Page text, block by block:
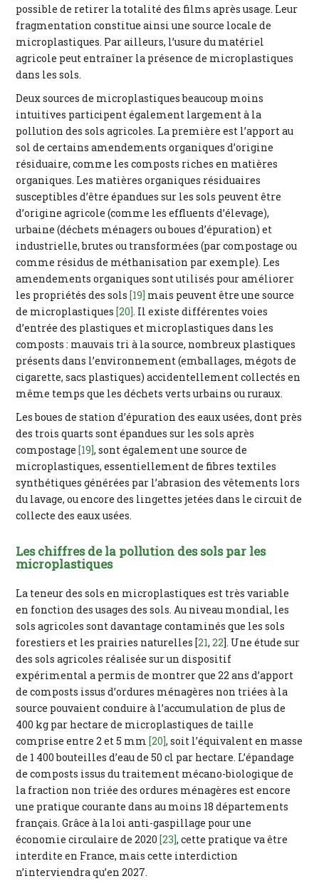
possible de retirer la totalité des films après usage. Leur
fragmentation constitue ainsi une source locale de
microplastiques. Par ailleurs, l’usure du matériel
agricole peut entraîner la présence de microplastiques
dans les sols.
Deux sources de microplastiques beaucoup moins
intuitives participent également largement à la
pollution des sols agricoles. La première est l’apport au
sol de certains amendements organiques d’origine
résiduaire, comme les composts riches en matières
organiques. Les matières organiques résiduaires
susceptibles d’être épandues sur les sols peuvent être
d’origine agricole (comme les effluents d’élevage),
urbaine (déchets ménagers ou boues d’épuration) et
industrielle, brutes ou transformées (par compostage ou
comme résidus de méthanisation par exemple). Les
amendements organiques sont utilisés pour améliorer
les propriétés des sols[19] mais peuvent être une source
de microplastiques[20]. Il existe différentes voies
d’entrée des plastiques et microplastiques dans les
composts : mauvais tri à la source, nombreux plastiques
présents dans l’environnement (emballages, mégots de
cigarette, sacs plastiques) accidentellement collectés en
même temps que les déchets verts urbains ou ruraux.
Les boues de station d’épuration des eaux usées, dont près
des trois quarts sont épandues sur les sols après
compostage[19], sont également une source de
microplastiques, essentiellement de fibres textiles
synthétiques générées par l’abrasion des vêtements lors
du lavage, ou encore des lingettes jetées dans le circuit de
collecte des eaux usées.
Les chiffres de la pollution des sols par les
microplastiques
La teneur des sols en microplastiques est très variable
en fonction des usages des sols. Au niveau mondial, les
sols agricoles sont davantage contaminés que les sols
forestiers et les prairies naturelles [21,22]. Une étude sur
des sols agricoles réalisée sur un dispositif
expérimental a permis de montrer que 22 ans d’apport
de composts issus d’ordures ménagères non triées à la
source pouvaient conduire à l’accumulation de plus de
400 kg par hectare de microplastiques de taille
comprise entre 2 et 5 mm[20], soit l’équivalent en masse
de 1 400 bouteilles d’eau de 50 cl par hectare. L’épandage
de composts issus du traitement mécano-biologique de
la fraction non triée des ordures ménagères est encore
une pratique courante dans au moins 18 départements
français. Grâce à la loi anti-gaspillage pour une
économie circulaire de 2020[23], cette pratique va être
interdite en France, mais cette interdiction
n’interviendra qu’en 2027.